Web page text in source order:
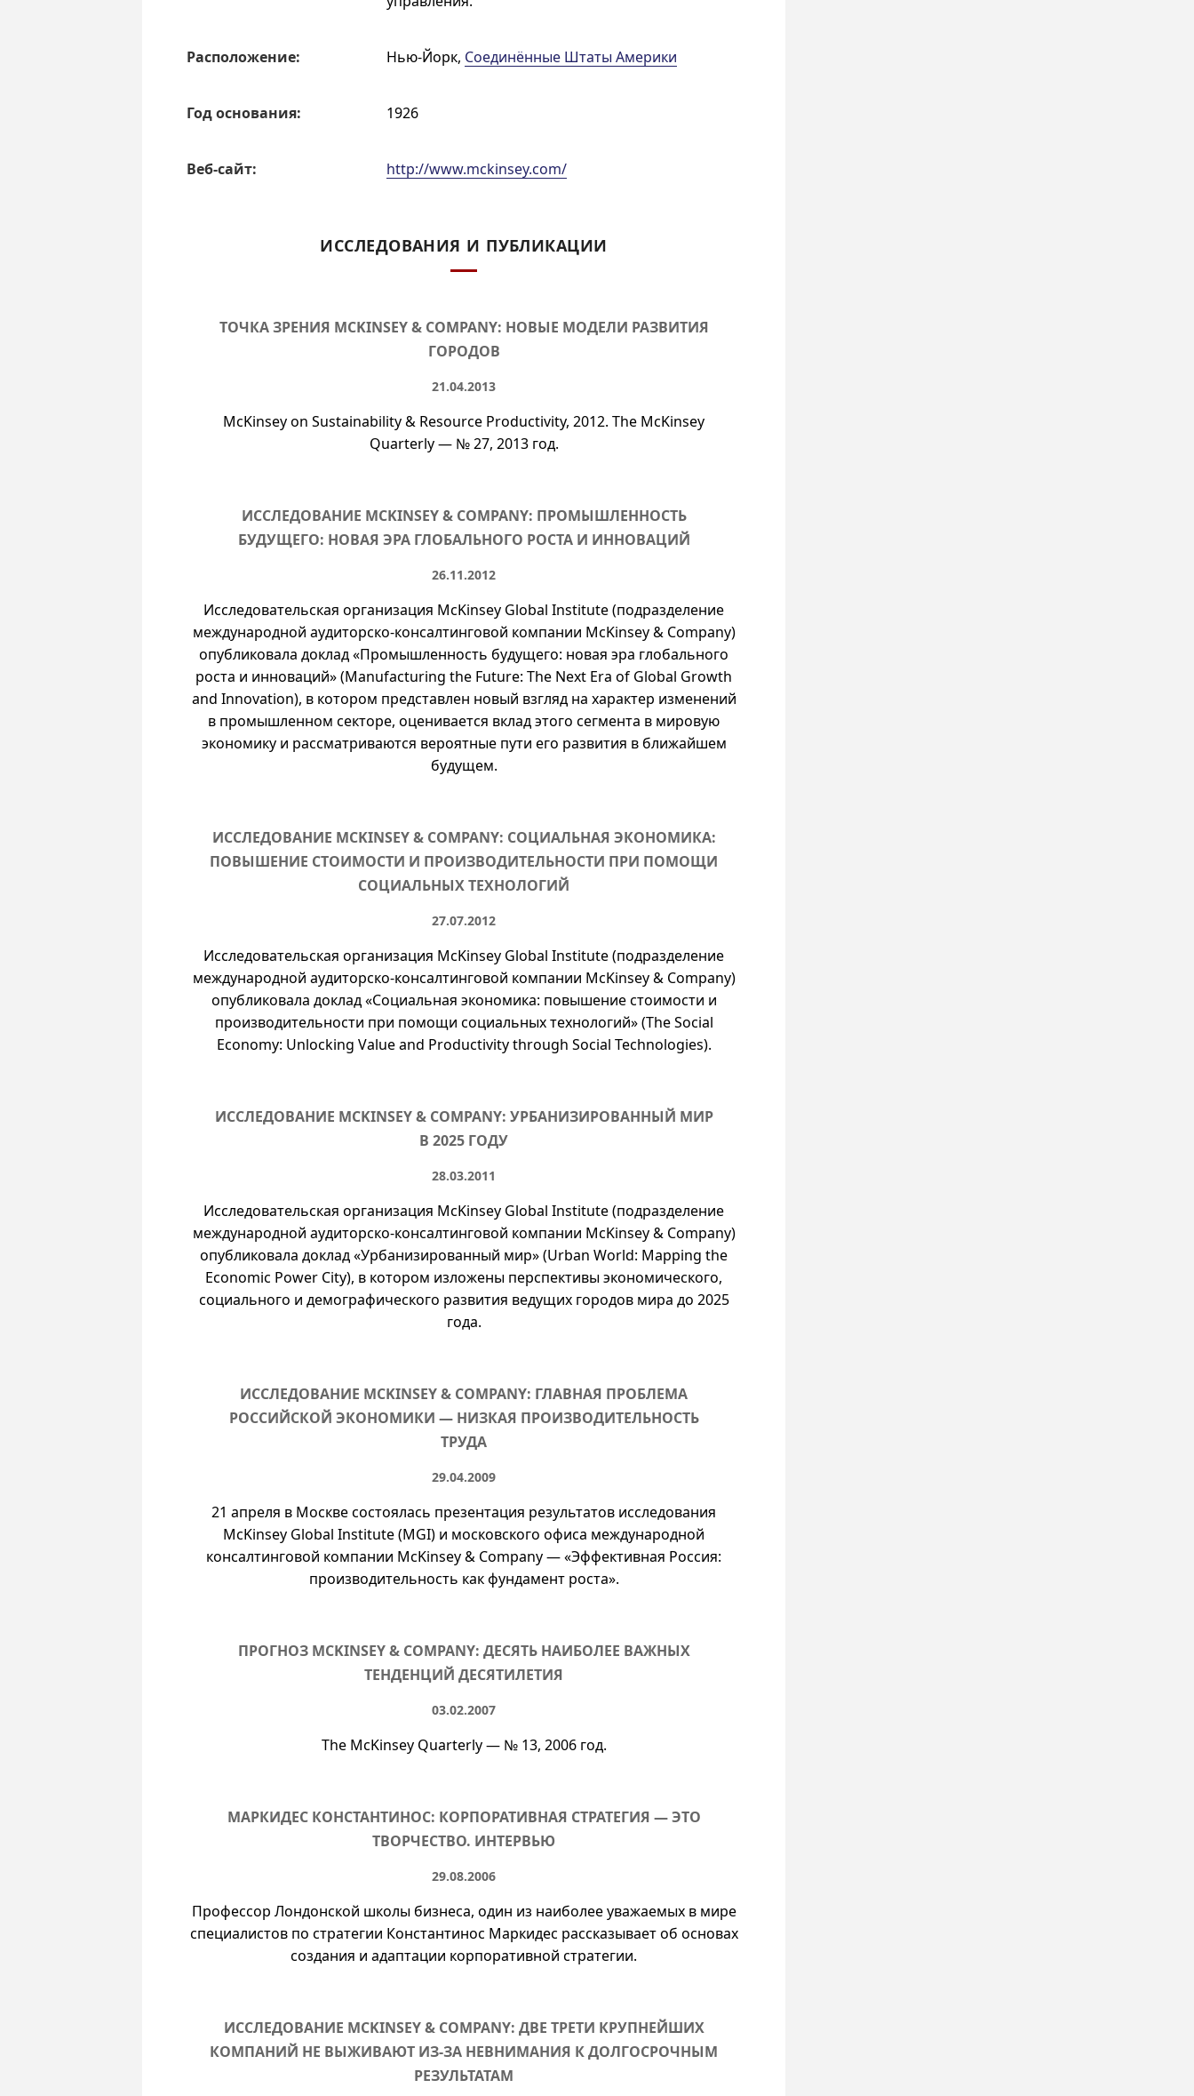
Распо­ложе­ние: Нью-Йорк, Соединённые Штаты Америки
Год основа­ния: 1926
Веб-сайт: http://www.mckinsey.com/
ИССЛЕДОВАНИЯ И ПУБЛИКАЦИИ
ТОЧКА ЗРЕНИЯ MCKINSEY & COMPANY: НОВЫЕ МОДЕЛИ РАЗВИТИЯ
ГОРОДОВ
21.04.2013
McKinsey on Sustainability & Resource Productivity, 2012. The McKinsey
Quarterly — № 27, 2013 год.
ИССЛЕДОВАНИЕ MCKINSEY & COMPANY: ПРОМЫШЛЕННОСТЬ
БУДУЩЕГО: НОВАЯ ЭРА ГЛОБАЛЬНОГО РОСТА И ИННОВАЦИЙ
26.11.2012
Исследовательская организация McKinsey Global Institute (подразделение
международной аудиторско-консалтинговой компании McKinsey & Company)
опубликовала доклад «Промышленность будущего: новая эра глобального
роста и инноваций» (Manufacturing the Future: The Next Era of Global Growth
and Innovation), в котором представлен новый взгляд на характер изменений
в промышленном секторе, оценивается вклад этого сегмента в мировую
экономику и рассматриваются вероятные пути его развития в ближайшем
будущем.
ИССЛЕДОВАНИЕ MCKINSEY & COMPANY: СОЦИАЛЬНАЯ ЭКОНОМИКА:
ПОВЫШЕНИЕ СТОИМОСТИ И ПРОИЗВОДИТЕЛЬНОСТИ ПРИ ПОМОЩИ
СОЦИАЛЬНЫХ ТЕХНОЛОГИЙ
27.07.2012
Исследовательская организация McKinsey Global Institute (подразделение
международной аудиторско-консалтинговой компании McKinsey & Company)
опубликовала доклад «Социальная экономика: повышение стоимости и
производительности при помощи социальных технологий» (The Social
Economy: Unlocking Value and Productivity through Social Technologies).
ИССЛЕДОВАНИЕ MCKINSEY & COMPANY: УРБАНИЗИРОВАННЫЙ МИР
В 2025 ГОДУ
28.03.2011
Исследовательская организация McKinsey Global Institute (подразделение
международной аудиторско-консалтинговой компании McKinsey & Company)
опубликовала доклад «Урбанизированный мир» (Urban World: Mapping the
Economic Power City), в котором изложены перспективы экономического,
социального и демографического развития ведущих городов мира до 2025
года.
ИССЛЕДОВАНИЕ MCKINSEY & COMPANY: ГЛАВНАЯ ПРОБЛЕМА
РОССИЙСКОЙ ЭКОНОМИКИ — НИЗКАЯ ПРОИЗВОДИТЕЛЬНОСТЬ
ТРУДА
29.04.2009
21 апреля в Москве состоялась презентация результатов исследования
McKinsey Global Institute (MGI) и московского офиса международной
консалтинговой компании McKinsey & Company — «Эффективная Россия:
производительность как фундамент роста».
ПРОГНОЗ MCKINSEY & COMPANY: ДЕСЯТЬ НАИБОЛЕЕ ВАЖНЫХ
ТЕНДЕНЦИЙ ДЕСЯТИЛЕТИЯ
03.02.2007
The McKinsey Quarterly — № 13, 2006 год.
МАРКИДЕС КОНСТАНТИНОС: КОРПОРАТИВНАЯ СТРАТЕГИЯ — ЭТО
ТВОРЧЕСТВО. ИНТЕРВЬЮ
29.08.2006
Профессор Лондонской школы бизнеса, один из наиболее уважаемых в мире
специалистов по стратегии Константинос Маркидес рассказывает об основах
создания и адаптации корпоративной стратегии.
ИССЛЕДОВАНИЕ MCKINSEY & COMPANY: ДВЕ ТРЕТИ КРУПНЕЙШИХ
КОМПАНИЙ НЕ ВЫЖИВАЮТ ИЗ-ЗА НЕВНИМАНИЯ К ДОЛГОСРОЧНЫМ
РЕЗУЛЬТАТАМ